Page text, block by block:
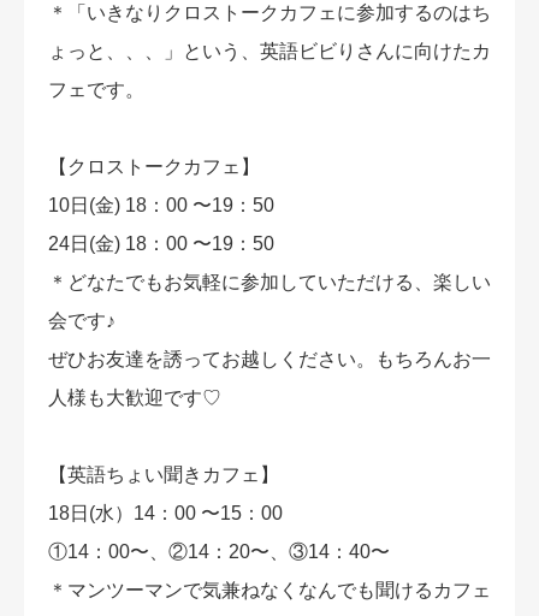
＊「いきなりクロストークカフェに参加するのはち
ょっと、、、」という、英語ビビりさんに向けたカ
フェです。
【クロストークカフェ】
10日(金) 18：00 〜19：50
24日(金) 18：00 〜19：50
＊どなたでもお気軽に参加していただける、楽しい
会です♪
ぜひお友達を誘ってお越しください。もちろんお一
人様も大歓迎です♡
【英語ちょい聞きカフェ】
18日(水）14：00 〜15：00
①14：00〜、②14：20〜、③14：40〜
＊マンツーマンで気兼ねなくなんでも聞けるカフェ